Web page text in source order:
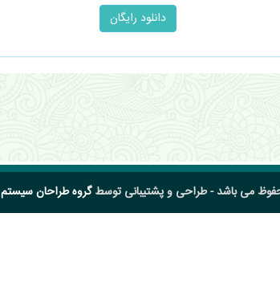
می باشد - طراحی و پشتیبانی توسطگروه طراحان سیستم